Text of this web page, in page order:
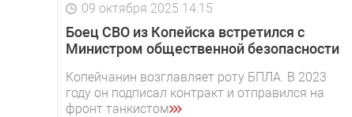
09 октября 2025 14:15
Боец СВО из Копейска встретился с
Министром общественной безопасности
Копейчанин возглавляет роту БПЛА. В 2023
году он подписал контракт и отправился на
фронт танкистом